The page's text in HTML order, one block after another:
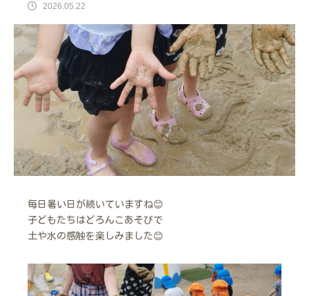
2026.05.22
毎日暑い日が続いていますね😊
子どもたちはどろんこあそびで
土や水の感触を楽しみました😊